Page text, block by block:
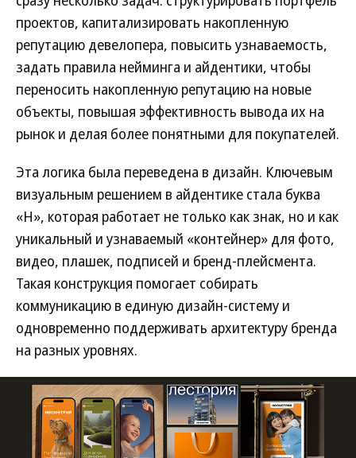
проектов, капитализировать накопленную
репутацию девелопера, повысить узнаваемость,
задать правила нейминга и айдентики, чтобы
переносить накопленную репутацию на новые
объекты, повышая эффективность вывода их на
рынок и делая более понятными для покупателей.
Эта логика была переведена в дизайн. Ключевым
визуальным решением в айдентике стала буква
«Н», которая работает не только как знак, но и как
уникальный и узнаваемый «контейнер» для фото,
видео, плашек, подписей и бренд-плейсмента.
Такая конструкция помогает собирать
коммуникацию в единую дизайн-систему и
одновременно поддерживать архитектуру бренда
на разных уровнях.